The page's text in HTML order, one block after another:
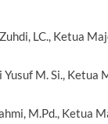
LC., Ketua
Yusuf M. Si.,
M.Pd., Ketua